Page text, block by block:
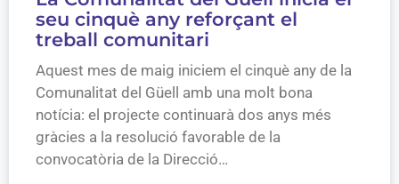
seu cinquè any reforçant el
treball comunitari
Aquest mes de maig iniciem el cinquè any de la
Comunalitat del Güell amb una molt bona
notícia: el projecte continuarà dos anys més
gràcies a la resolució favorable de la
convocatòria de la Direcció…